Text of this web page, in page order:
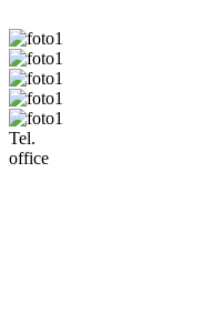
Tel.
office